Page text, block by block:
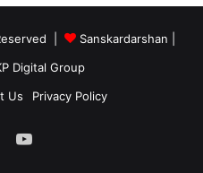
| Sanskardarshan
Digital Group
Us Privacy Policy
YouTube